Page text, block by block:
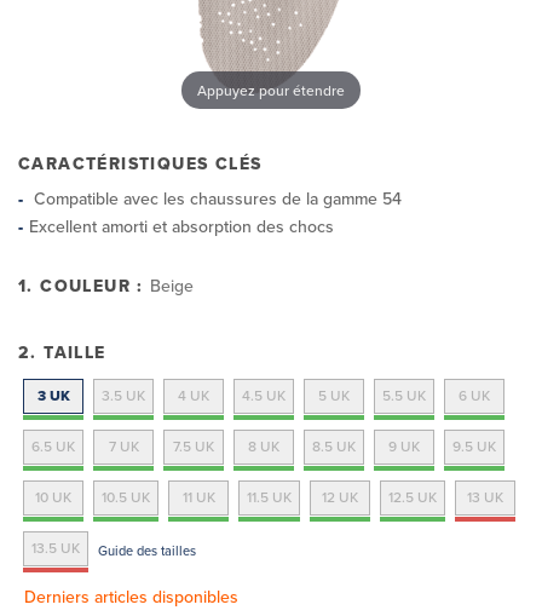
Appuyez pour étendre
CARACTÉRISTIQUES CLÉS
Compatible avec les chaussures de la gamme 54
Excellent amorti et absorption des chocs
1. COULEUR : Beige
2. TAILLE
3 UK 3.5 UK 4 UK 4.5 UK 5 UK 5.5 UK 6 UK
6.5 UK 7 UK 7.5 UK 8 UK 8.5 UK 9 UK 9.5 UK
10 UK 10.5 UK 11 UK 11.5 UK 12 UK 12.5 UK 13 UK
13.5 UK Guide des tailles
Derniers articles disponibles